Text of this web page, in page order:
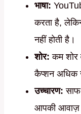
भाषा:
करता है,
नहीं होती है।
शोर: कम शोर
कैप्शन अधिक
उच्चारण:
आपकी आवाज़